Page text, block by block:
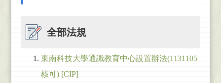
全部法規
東南科技大學通識教育中心設置辦法(1131105
核可) [CIP]